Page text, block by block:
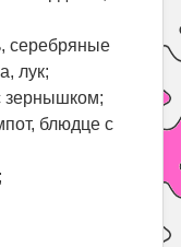
серебряные
лук;
зернышком;
блюдце с